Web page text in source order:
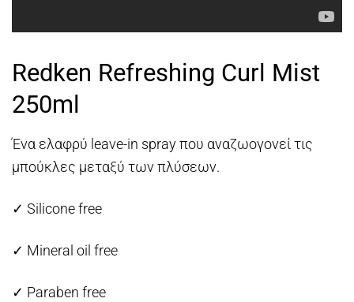
Redken Refreshing Curl Mist
250ml
Ένα ελαφρύ leave-in spray που αναζωογονεί τις
μπούκλες μεταξύ των πλύσεων.
✓ Silicone free
✓ Μineral oil free
✓ Paraben free